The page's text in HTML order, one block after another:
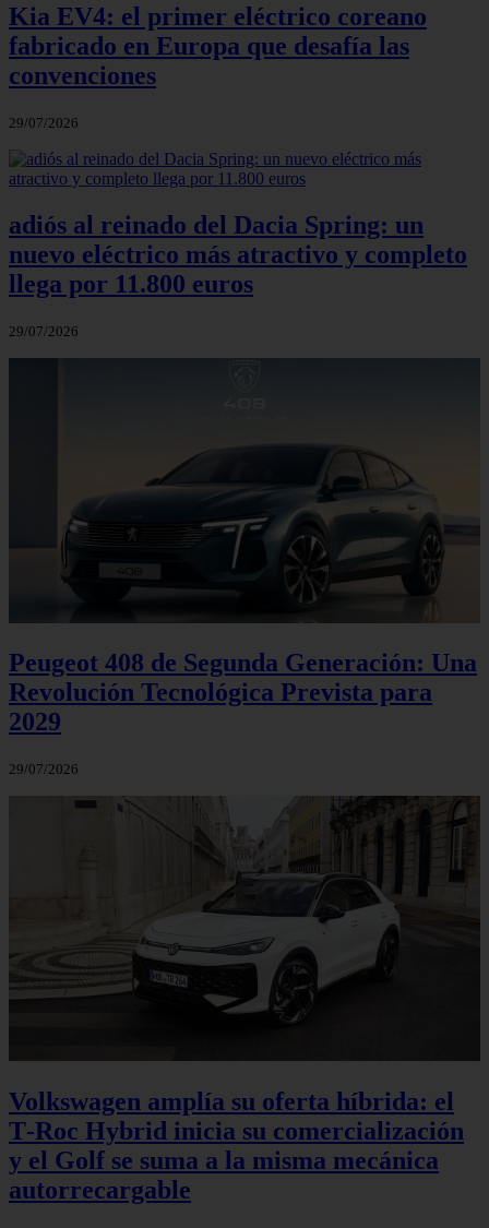
Kia EV4: el primer eléctrico coreano
fabricado en Europa que desafía las
convenciones
29/07/2026
adiós al reinado del Dacia Spring: un
nuevo eléctrico más atractivo y completo
llega por 11.800 euros
29/07/2026
Peugeot 408 de Segunda Generación: Una
Revolución Tecnológica Prevista para
2029
29/07/2026
Volkswagen amplía su oferta híbrida: el
T‑Roc Hybrid inicia su comercialización
y el Golf se suma a la misma mecánica
autorrecargable